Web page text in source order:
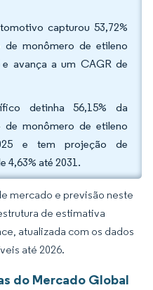
capturou 53,72%
monômero de etileno
avança a um CAGR de
detinha 56,15% da
monômero de etileno
e tem projeção de
4,63% até 2031.
mercado e previsão neste
de estimativa
atualizada com os dados
até 2026.
do Mercado Global